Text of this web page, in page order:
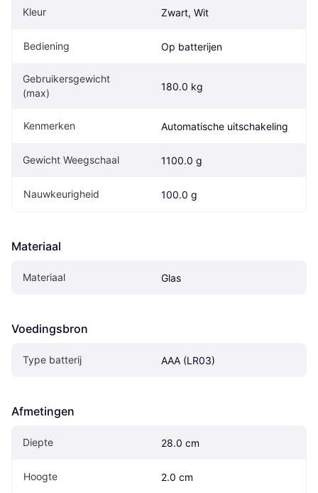
Kleur Zwart, Wit
Bediening Op batterijen
Gebruikersgewicht
(max)
180.0 kg
Kenmerken Automatische uitschakeling
Gewicht Weegschaal 1100.0 g
Nauwkeurigheid 100.0 g
Materiaal
Materiaal Glas
Voedingsbron
Type batterij AAA (LR03)
Afmetingen
Diepte 28.0 cm
Hoogte 2.0 cm